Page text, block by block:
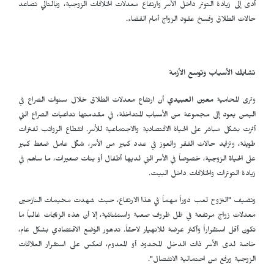
أدى إلى زيادة التوتر داخل الأسر وارتفاع معدلات الخلافات الزوجية، وبالتالي تصاعد
حالات الطلاق وفسخ عقود الزواج أمام القضاء.
تشابك الأسباب وتوسع الأزمة
وترى المحاميةمعين العبيدي أن ارتفاع معدلات الطلاق خلال سنوات الصراع في
اليمن يعود إلى مجموعة من الأسباب المتداخلة، في مقدمتها تداعيات الصراع التي
أثرت بشكل مباشر على الحياة الاقتصادية والاجتماعية للأسر. انقطاع الرواتب لفترات
طويلة، وتزايد حالات الفقر والعوز في عدد كبير من الأسر، شكّل عامل ضغط كبير
على الحياة الزوجية، خصوصاً في الأسر التي لديها أطفال أو بنات صغيرات، ما ساهم في
زيادة التوترات والخلافات داخل البيت.
وتضيف "النزوح لعب دوراً مهماً في هذا الارتفاع، حيث شهدت مخيمات النازحين
معدلات زواج مرتفعة في ظل ظروف صعبة واستثنائية، إلا أن هذه الزيجات غالباً ما
تكون أقل استقراراً وأكثر عرضة للانهيار لاحقاً. تدهور الوضع الاقتصادي بشكل عام،
خاصة لدى الأسر ذات الدخل المحدود أو المعدوم، انعكس على استقرار العلاقات
الزوجية ورفع من احتمالية الانفصال".